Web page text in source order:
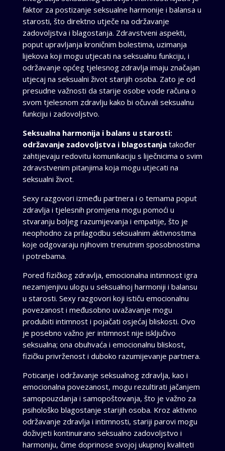
faktor za postizanje seksualne harmonije i balansa u
starosti, što direktno utječe na održavanje
zadovoljstva i blagostanja. Zdravstveni aspekti,
poput upravljanja kroničnim bolestima, uzimanja
lijekova koji mogu utjecati na seksualnu funkciju, i
održavanje općeg tjelesnog zdravlja imaju značajan
utjecaj na seksualni život starijih osoba. Zato je od
presudne važnosti da starije osobe vode računa o
svom tjelesnom zdravlju kako bi očuvali seksualnu
funkciju i zadovoljstvo.
Seksualna harmonija i balans u starosti:
održavanje zadovoljstva i blagostanjatakođer
zahtijevaju redovitu komunikaciju s liječnicima o svim
zdravstvenim pitanjima koja mogu utjecati na
seksualni život.
Sexy razgovori između partnera i o temama poput
zdravlja i tjelesnih promjena mogu pomoći u
stvaranju boljeg razumijevanja i empatije, što je
neophodno za prilagodbu seksualnim aktivnostima
koje odgovaraju njihovim trenutnim sposobnostima
i potrebama.
Pored fizičkog zdravlja, emocionalna intimnost igra
nezamjenjivu ulogu u seksualnoj harmoniji i balansu
u starosti. Sexy razgovori koji ističu emocionalnu
povezanost i međusobno uvažavanje mogu
produbiti intimnost i pojačati osjećaj bliskosti. Ovo
je posebno važno jer intimnost nije isključivo
seksualna; ona obuhvaća i emocionalnu bliskost,
fizičku privrženost i duboko razumijevanje partnera.
Poticanje i održavanje seksualnog zdravlja, kao i
emocionalna povezanost, mogu rezultirati jačanjem
samopouzdanja i samopoštovanja, što je važno za
psihološko blagostanje starijih osoba. Kroz aktivno
održavanje zdravlja i intimnosti, stariji parovi mogu
doživjeti kontinuirano seksualno zadovoljstvo i
harmoniju, čime doprinose svojoj ukupnoj kvaliteti